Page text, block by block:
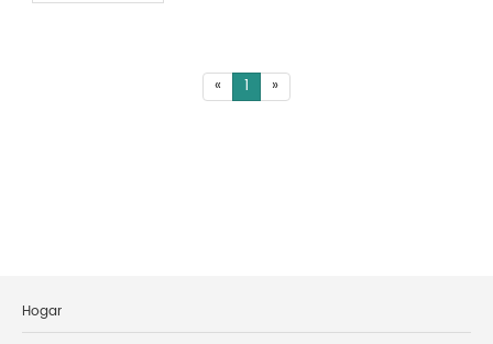
« 1 »
Hogar